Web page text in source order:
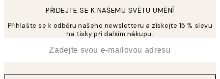
PŘIDEJTE SE K NAŠEMU SVĚTU UMĚNÍ
Přihlašte se k odběru našeho newsletteru a získejte 15 % slevu
na tisky při dalším nákupu.